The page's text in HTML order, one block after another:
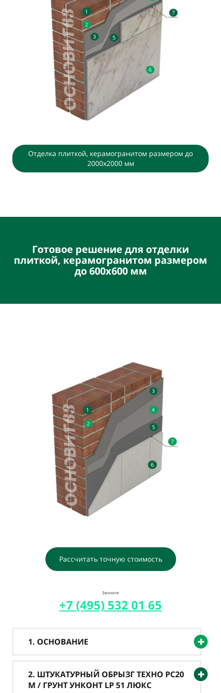
Отделка плиткой, керамогранитом размером до
2000х2000 мм
Готовое решение для отделки
плиткой, керамогранитом размером
до 600х600 мм
Рассчитать точную стоимость
Звоните:
+7 (495) 532 01 65
1. ОСНОВАНИЕ
2. ШТУКАТУРНЫЙ ОБРЫЗГ ТЕХНО PC20
M / ГРУНТ УНКОНТ LP 51 ЛЮКС